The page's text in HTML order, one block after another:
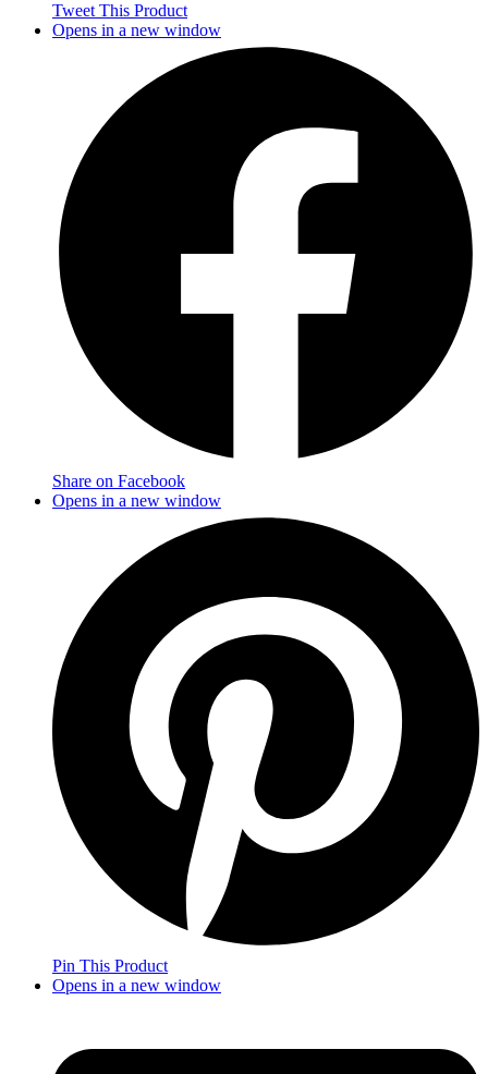
Tweet This Product
Opens in a new window
Share on Facebook
Opens in a new window
Pin This Product
Opens in a new window